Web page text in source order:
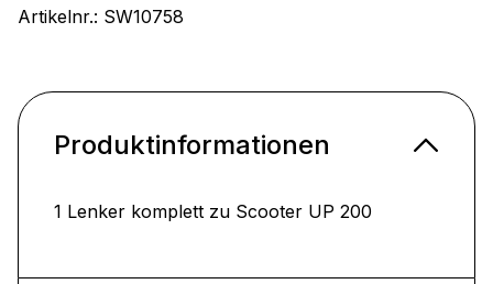
Artikelnr.: SW10758
Produktinformationen
1 Lenker komplett zu Scooter UP 200